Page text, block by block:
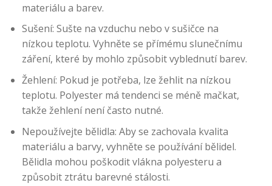
materiálu a barev.
Sušení: Sušte na vzduchu nebo v sušičce na
nízkou teplotu. Vyhněte se přímému slunečnímu
záření, které by mohlo způsobit vyblednutí barev.
Žehlení: Pokud je potřeba, lze žehlit na nízkou
teplotu. Polyester má tendenci se méně mačkat,
takže žehlení není často nutné.
Nepoužívejte bělidla: Aby se zachovala kvalita
materiálu a barvy, vyhněte se používání bělidel.
Bělidla mohou poškodit vlákna polyesteru a
způsobit ztrátu barevné stálosti.